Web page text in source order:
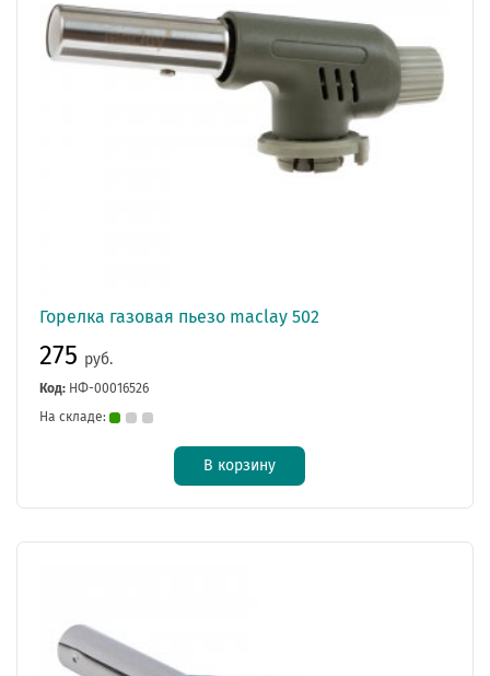
Горелка газовая пьезо maclay 502
275 руб.
Код: НФ-00016526
На складе:
В корзину